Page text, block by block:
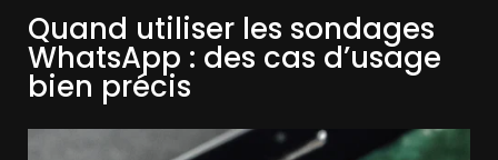
Quand utiliser les sondages
WhatsApp : des cas d’usage
bien précis